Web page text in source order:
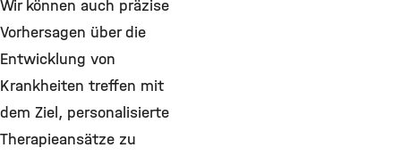
Wir können auch präzise
Vorhersagen über die
Entwicklung von
Krankheiten treffen mit
dem Ziel, personalisierte
Therapieansätze zu